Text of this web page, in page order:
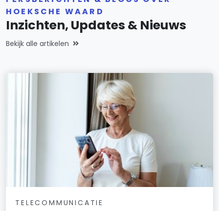
HOEKSCHE WAARD
Inzichten, Updates & Nieuws
Bekijk alle artikelen
TELECOMMUNICATIE